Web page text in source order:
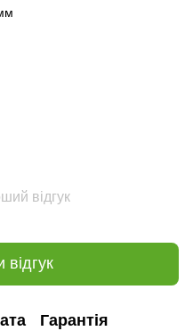
відгук
відгук
Гарантія